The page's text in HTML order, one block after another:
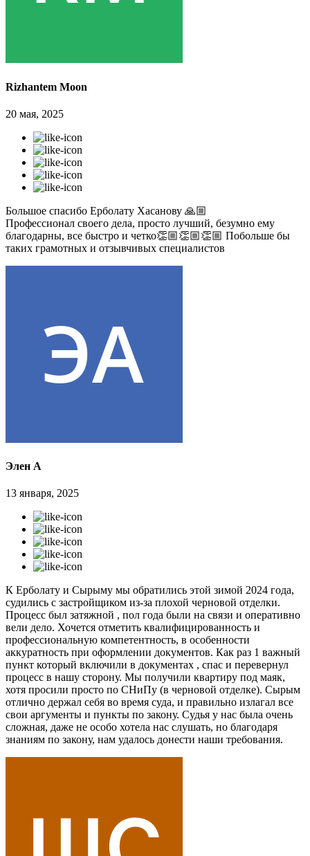
Rizhantem Moon
20 мая, 2025
Большое спасибо Ерболату Хасанову 🙏🏼
Профессионал своего дела, просто лучший, безумно ему
благодарны, все быстро и четко👏🏼👏🏼👏🏼 Побольше бы
таких грамотных и отзывчивых специалистов
Элен А
13 января, 2025
К Ерболату и Сырыму мы обратились этой зимой 2024 года,
судились с застройщиком из-за плохой черновой отделки.
Процесс был затяжной , пол года были на связи и оперативно
вели дело. Хочется отметить квалифицированность и
профессиональную компетентность, в особенности
аккуратность при оформлении документов. Как раз 1 важный
пункт который включили в документах , спас и перевернул
процесс в нашу сторону. Мы получили квартиру под маяк,
хотя просили просто по СНиПу (в черновой отделке). Сырым
отлично держал себя во время суда, и правильно излагал все
свои аргументы и пункты по закону. Судья у нас была очень
сложная, даже не особо хотела нас слушать, но благодаря
знаниям по закону, нам удалось донести наши требования.